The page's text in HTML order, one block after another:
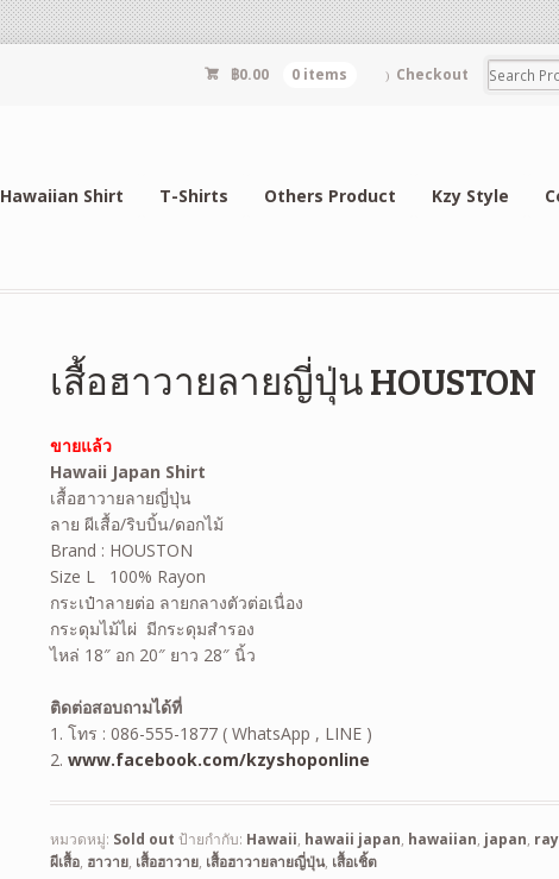
฿0.00 0 items Checkout
Hawaiian Shirt T-Shirts Others Product Kzy Style
เสื้อฮาวายลายญี่ปุ่น HOUSTON
ขายแล้ว
Hawaii Japan Shirt
เสื้อฮาวายลายญี่ปุ่น
ลาย ผีเสื้อ/ริบบิ้น/ดอกไม้
Brand : HOUSTON
Size L 100% Rayon
กระเป๋าลายต่อ ลายกลางตัวต่อเนื่อง
กระดุมไม้ไผ่ มีกระดุมสำรอง
ไหล่ 18″ อก 20″ ยาว 28″ นิ้ว
ติดต่อสอบถามได้ที่
1. โทร : 086-555-1877 ( WhatsApp , LINE )
2.www.facebook.com/kzyshoponline
หมวดหมู่: Sold out ป้ายกำกับ: Hawaii, hawaii japan, hawaiian, japan,
ผีเสื้อ, ฮาวาย, เสื้อฮาวาย, เสื้อฮาวายลายญี่ปุ่น, เสื้อเชิ้ต